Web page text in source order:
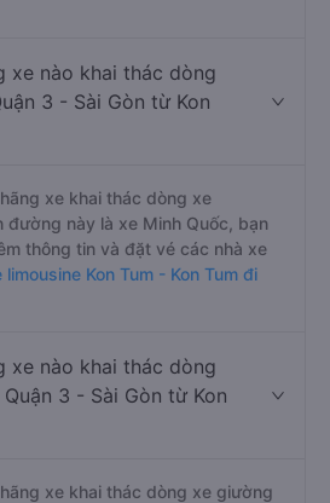
xe nào khai thác dòng
3 - Sài Gòn từ Kon
xe khai thác dòng xe
đường này là xe Minh Quốc, bạn
thông tin và đặt vé các nhà xe
limousine Kon Tum - Kon Tum đi
xe nào khai thác dòng
3 - Sài Gòn từ Kon
xe khai thác dòng xe giường